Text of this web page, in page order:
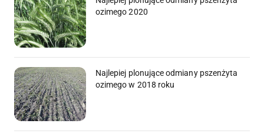
ozimego 2020
Najlepiej plonujące odmiany pszenżyta
ozimego w 2018 roku